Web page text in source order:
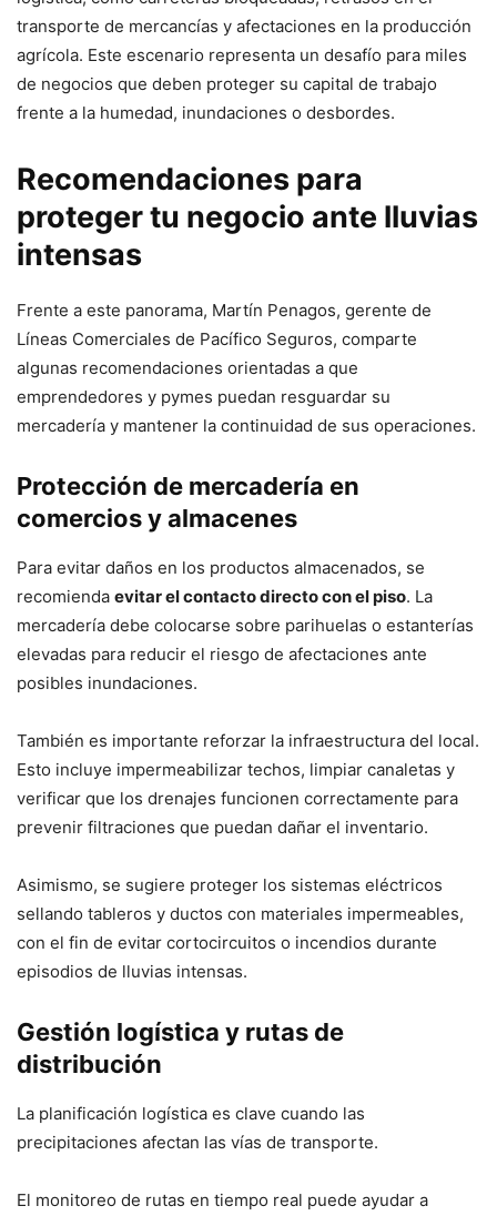
transporte de mercancías y afectaciones en la producción
agrícola. Este escenario representa un desafío para miles
de negocios que deben proteger su capital de trabajo
frente a la humedad, inundaciones o desbordes.
Recomendaciones para
proteger tu negocio ante lluvias
intensas
Frente a este panorama, Martín Penagos, gerente de
Líneas Comerciales de Pacífico Seguros, comparte
algunas recomendaciones orientadas a que
emprendedores y pymes puedan resguardar su
mercadería y mantener la continuidad de sus operaciones.
Protección de mercadería en
comercios y almacenes
Para evitar daños en los productos almacenados, se
recomienda evitar el contacto directo con el piso. La
mercadería debe colocarse sobre parihuelas o estanterías
elevadas para reducir el riesgo de afectaciones ante
posibles inundaciones.
También es importante reforzar la infraestructura del local.
Esto incluye impermeabilizar techos, limpiar canaletas y
verificar que los drenajes funcionen correctamente para
prevenir filtraciones que puedan dañar el inventario.
Asimismo, se sugiere proteger los sistemas eléctricos
sellando tableros y ductos con materiales impermeables,
con el fin de evitar cortocircuitos o incendios durante
episodios de lluvias intensas.
Gestión logística y rutas de
distribución
La planificación logística es clave cuando las
precipitaciones afectan las vías de transporte.
El monitoreo de rutas en tiempo real puede ayudar a